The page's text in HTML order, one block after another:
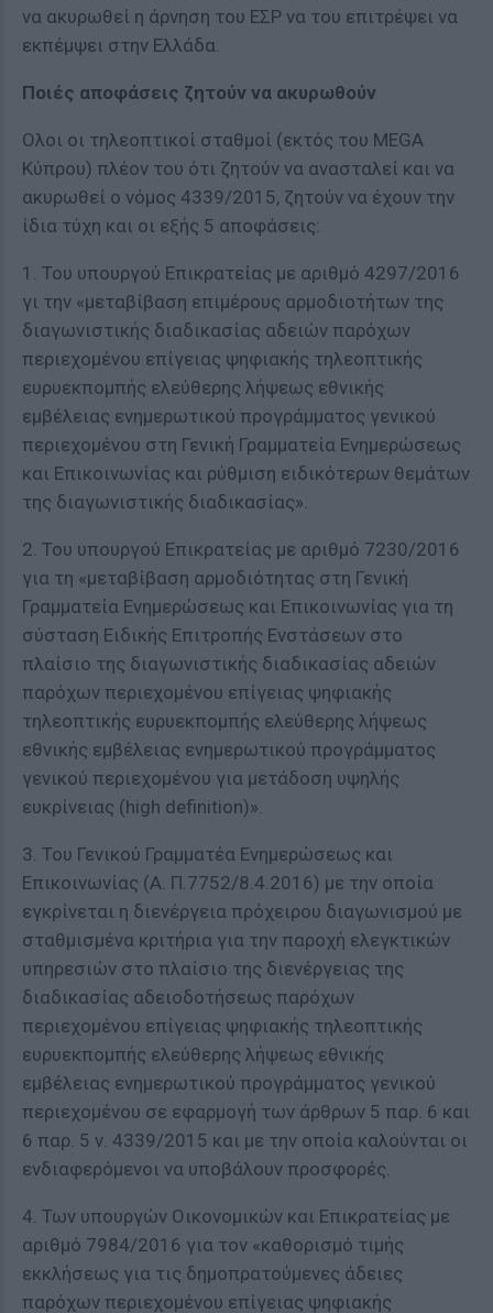
να ακυρωθεί η άρνηση του ΕΣΡ να του επιτρέψει να
εκπέμψει στην Ελλάδα.
Ποιές αποφάσεις ζητούν να ακυρωθούν
Ολοι οι τηλεοπτικοί σταθμοί (εκτός του MEGA
Κύπρου) πλέον του ότι ζητούν να ανασταλεί και να
ακυρωθεί ο νόμος 4339/2015, ζητούν να έχουν την
ίδια τύχη και οι εξής 5 αποφάσεις:
1. Του υπουργού Επικρατείας με αριθμό 4297/2016
γι την «μεταβίβαση επιμέρους αρμοδιοτήτων της
διαγωνιστικής διαδικασίας αδειών παρόχων
περιεχομένου επίγειας ψηφιακής τηλεοπτικής
ευρυεκπομπής ελεύθερης λήψεως εθνικής
εμβέλειας ενημερωτικού προγράμματος γενικού
περιεχομένου στη Γενική Γραμματεία Ενημερώσεως
και Επικοινωνίας και ρύθμιση ειδικότερων θεμάτων
της διαγωνιστικής διαδικασίας».
2. Του υπουργού Επικρατείας με αριθμό 7230/2016
για τη «μεταβίβαση αρμοδιότητας στη Γενική
Γραμματεία Ενημερώσεως και Επικοινωνίας για τη
σύσταση Ειδικής Επιτροπής Ενστάσεων στο
πλαίσιο της διαγωνιστικής διαδικασίας αδειών
παρόχων περιεχομένου επίγειας ψηφιακής
τηλεοπτικής ευρυεκπομπής ελεύθερης λήψεως
εθνικής εμβέλειας ενημερωτικού προγράμματος
γενικού περιεχομένου για μετάδοση υψηλής
ευκρίνειας (high definition)».
3. Του Γενικού Γραμματέα Ενημερώσεως και
Επικοινωνίας (Α. Π.7752/8.4.2016) με την οποία
εγκρίνεται η διενέργεια πρόχειρου διαγωνισμού με
σταθμισμένα κριτήρια για την παροχή ελεγκτικών
υπηρεσιών στο πλαίσιο της διενέργειας της
διαδικασίας αδειοδοτήσεως παρόχων
περιεχομένου επίγειας ψηφιακής τηλεοπτικής
ευρυεκπομπής ελεύθερης λήψεως εθνικής
εμβέλειας ενημερωτικού προγράμματος γενικού
περιεχομένου σε εφαρμογή των άρθρων 5 παρ. 6 και
6 παρ. 5 ν. 4339/2015 και με την οποία καλούνται οι
ενδιαφερόμενοι να υποβάλουν προσφορές.
4. Των υπουργών Οικονομικών και Επικρατείας με
αριθμό 7984/2016 για τον «καθορισμό τιμής
εκκλήσεως για τις δημοπρατούμενες άδειες
παρόχων περιεχομένου επίγειας ψηφιακής